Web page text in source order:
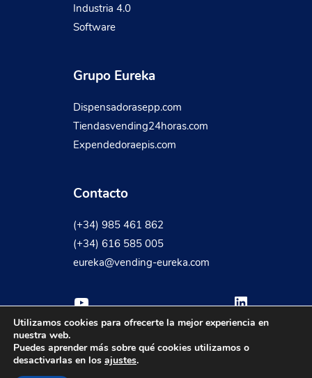
Industria 4.0
Software
Grupo Eureka
Dispensadorasepp.com
Tiendasvending24horas.com
Expendedoraepis.com
Contacto
(+34) 985 461 862
(+34) 616 585 005
eureka@vending-eureka.com
YouTube LinkedIn
Política Cookies Política Privacidad Aviso Legal
Utilizamos cookies para ofrecerte la mejor experiencia en
nuestra web.
Puedes aprender más sobre qué cookies utilizamos o
desactivarlas en los ajustes.